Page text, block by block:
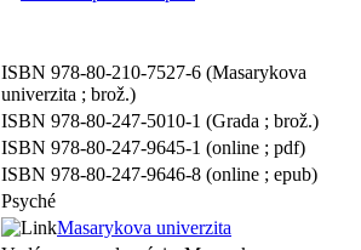
ISBN 978-80-210-7527-6 (Masarykova
univerzita ; brož.)
ISBN 978-80-247-5010-1 (Grada ; brož.)
ISBN 978-80-247-9645-1 (online ; pdf)
ISBN 978-80-247-9646-8 (online ; epub)
Psyché
Masarykova univerzita